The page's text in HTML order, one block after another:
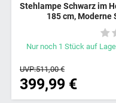
Stehlampe Schwarz im
185 cm, Moderne
Schlafzimmer, Büro,
Nur noch 1 Stück auf
399,99 €
UVP:511,00 €